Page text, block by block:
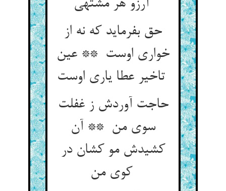
حق بفرماید که نه از
خواری اوست ** عین
حاجت آوردش ز غفلت
سوی من ** آن
کشیدش مو کشان در
کوی من